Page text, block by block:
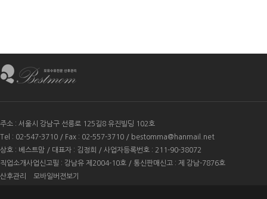
주소 : 서울시 강남구 선릉로 125길8 유진빌딩 102호
Tel : 02-547-3710 / Fax : 02-557-3710 / bestomma@hanmail.net
상호 : 베스트맘 / 대표자 : 김정희 / 사업자등록번호 : 211-90-38072
직업소개사업신고필 : 강남유 제2004-10호 / 통신판매신고 : 제 강남-7876호
산후관리
모바일버젼보기